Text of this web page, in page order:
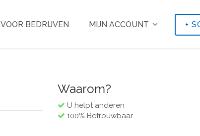
VOOR BEDRIJVEN MIJN ACCOUNT +
Waarom?
U helpt anderen
100% Betrouwbaar